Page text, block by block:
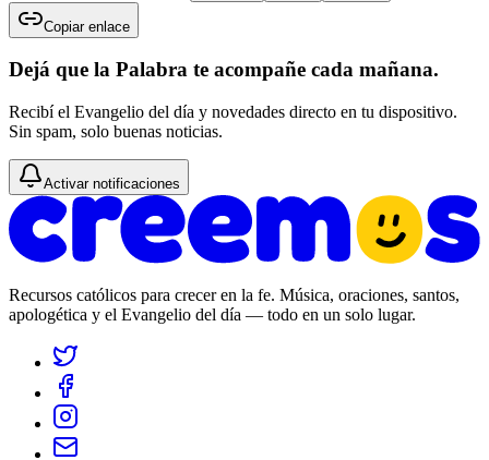
Copiar enlace
Dejá que la Palabra te acompañe cada mañana.
Recibí el Evangelio del día y novedades directo en tu dispositivo.
Sin spam, solo buenas noticias.
Activar notificaciones
Recursos católicos para crecer en la fe. Música, oraciones, santos,
apologética y el Evangelio del día — todo en un solo lugar.